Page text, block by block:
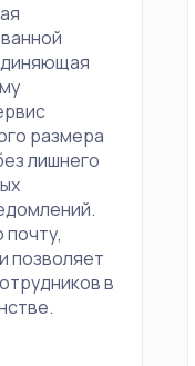
размера
лишнего
позволяет
в